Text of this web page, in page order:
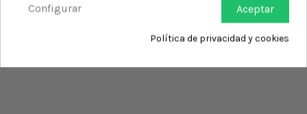
Aceptar
Configurar
Política de privacidad y cookies